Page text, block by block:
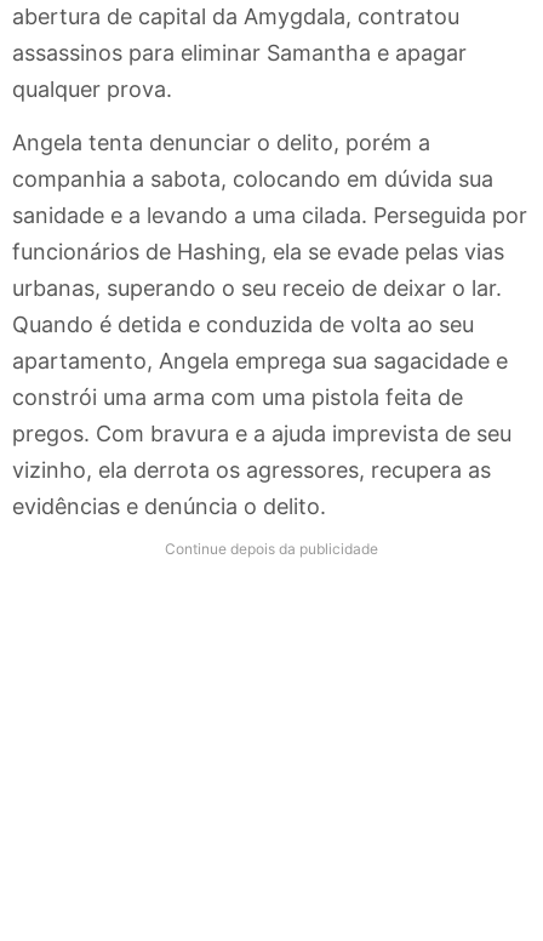
abertura de capital da Amygdala, contratou
assassinos para eliminar Samantha e apagar
qualquer prova.
Angela tenta denunciar o delito, porém a
companhia a sabota, colocando em dúvida sua
sanidade e a levando a uma cilada. Perseguida por
funcionários de Hashing, ela se evade pelas vias
urbanas, superando o seu receio de deixar o lar.
Quando é detida e conduzida de volta ao seu
apartamento, Angela emprega sua sagacidade e
constrói uma arma com uma pistola feita de
pregos. Com bravura e a ajuda imprevista de seu
vizinho, ela derrota os agressores, recupera as
evidências e denúncia o delito.
Continue depois da publicidade